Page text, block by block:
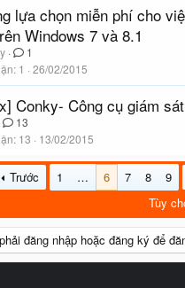
lựa chọn miễn phí cho
Windows 7 và 8.1
1
1 26/02/2015
Conky- Công cụ giám
13
13 13/02/2015
Trước 1 … 6 7 8 9
Tùy
đăng nhập hoặc đăng ký để